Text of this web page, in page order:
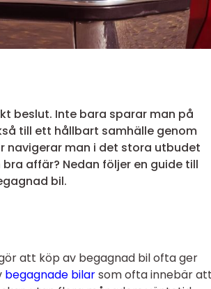
beslut. Inte bara sparar man på
till ett hållbart samhälle genom
navigerar man i det stora utbudet
affär? Nedan följer en guide till
bil.
att köp av begagnad bil ofta ger
begagnade bilarsom ofta innebär att